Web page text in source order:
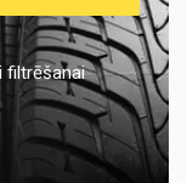
filtrēšanai